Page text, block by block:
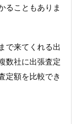
ることもありま
で来てくれる出
数社に出張査定
定額を比較でき